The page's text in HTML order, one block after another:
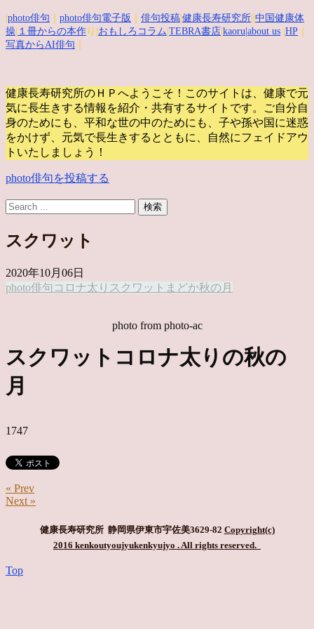
photo俳句 photo俳句電子版 俳句投稿 健康長寿研究所 中国健康体
操 １冊からの本作 り| おもしろコラム TEBRA書店 kaoru |about us HP
写真からAI俳句
健康長寿研究所のＨＰへようこそ！このサイトは、健康で元
気に長生きする情報を紹介・共有するサイトです。
ご自分自
身のためにも、平和な世の中のためにも、子や孫や国に迷惑
をかけず、元気で長生きするとともに、自然にフェイドアウ
トいたしましょう！
photo俳句を投稿する
スクワット
2020年10月06日
photo俳句 コロナ太り スクワット まどか秋の月
photo from photo-ac
スクワットコロナ太りの秋の
月
1747
« Prev
Next »
健康長寿研究所 静岡県伊東市宇佐美3629-82 Copyright(c)
2016 kenkoutyoujyukenkyujyo . All rights reserved.
Top